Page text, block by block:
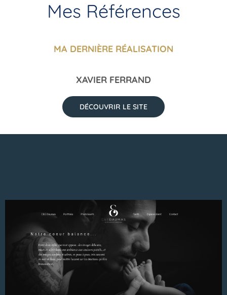
Mes Références
MA DERNIÈRE RÉALISATION
XAVIER FERRAND
DÉCOUVRIR LE SITE